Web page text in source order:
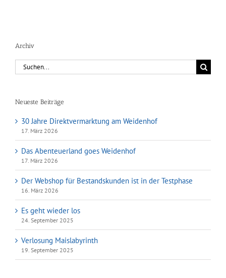
Archiv
Suche
Neueste Beiträge
30 Jahre Direktvermarktung am Weidenhof
17. März 2026
Das Abenteuerland goes Weidenhof
17. März 2026
Der Webshop für Bestandskunden ist in der Testphase
16. März 2026
Es geht wieder los
24. September 2025
Verlosung Maislabyrinth
19. September 2025